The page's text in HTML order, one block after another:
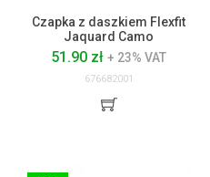
Czapka z daszkiem Flexfit
Jaquard Camo
51.90 zł + 23% VAT
676682001